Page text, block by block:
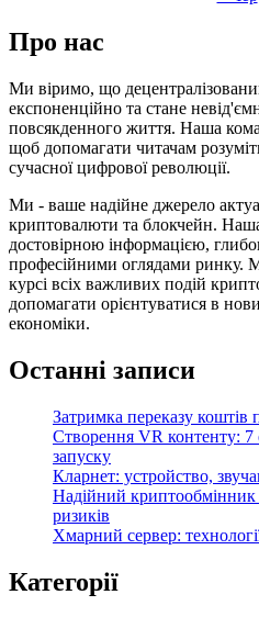
Про нас
Ми віримо, що
експоненційно та стане
повсякденного життя. Наша
щоб допомагати читачам
сучасної цифрової революції.
Ми - ваше надійне джерело
криптовалюти та блокчейн. Наша
достовірною інформацією,
професійними оглядами ринку.
курсі всіх важливих подій
допомагати орієнтуватися в
економіки.
Останні записи
Затримка переказу коштів
Створення VR контенту: 7
запуску
Кларнет: устройство,
Надійний криптообмінник
ризиків
Хмарний сервер:
Категорії